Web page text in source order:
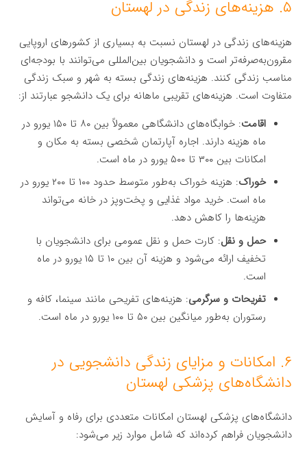
۵. هزینه‌های زندگی در لهستان
هزینه‌های زندگی در لهستان نسبت به بسیاری از کشورهای اروپایی
مقرون‌به‌صرفه‌تر است و دانشجویان بین‌المللی می‌توانند با بودجه‌ای
مناسب زندگی کنند. هزینه‌های زندگی بسته به شهر و سبک زندگی
متفاوت است. هزینه‌های تقریبی ماهانه برای یک دانشجو عبارتند از:
اقامت
: خوابگاه‌های دانشگاهی معمولاً بین ۸۰ تا ۱۵۰ یورو در
ماه هزینه دارند. اجاره آپارتمان شخصی بسته به مکان و
امکانات بین ۳۰۰ تا ۵۰۰ یورو در ماه است.
خوراک
: هزینه خوراک به‌طور متوسط حدود ۱۰۰ تا ۲۰۰ یورو در
ماه است. خرید مواد غذایی و پخت‌وپز در خانه می‌تواند
هزینه‌ها را کاهش دهد.
حمل‌ و نقل: کارت حمل‌ و نقل عمومی برای دانشجویان با
تخفیف ارائه می‌شود و هزینه آن بین ۱۰ تا ۱۵ یورو در ماه
است.
تفریحات و سرگرمی: هزینه‌های تفریحی مانند سینما، کافه و
رستوران به‌طور میانگین بین ۵۰ تا ۱۰۰ یورو در ماه است.
۶. امکانات و مزایای زندگی دانشجویی در
دانشگاه‌های پزشکی لهستان
دانشگاه‌های پزشکی لهستان امکانات متعددی برای رفاه و آسایش
دانشجویان فراهم کرده‌اند که شامل موارد زیر می‌شود: